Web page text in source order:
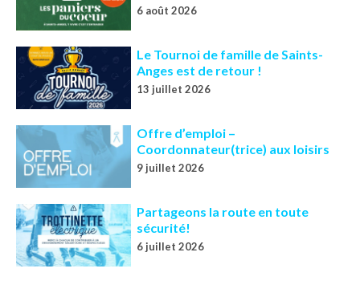
6 août 2026
Le Tournoi de famille de Saints-
Anges est de retour !
13 juillet 2026
Offre d’emploi –
Coordonnateur(trice) aux loisirs
9 juillet 2026
Partageons la route en toute
sécurité!
6 juillet 2026